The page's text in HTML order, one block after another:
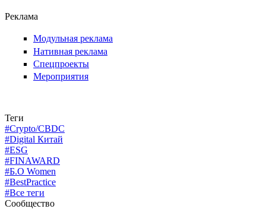
Реклама
Модульная реклама
Нативная реклама
Спецпроекты
Мероприятия
Теги
#Crypto/CBDC
#Digital Китай
#ESG
#FINAWARD
#Б.О Women
#BestPractice
#Все теги
Сообщество